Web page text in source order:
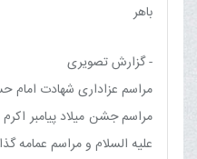
باهر
- گزارش تصویری
مراسم عزاداری شهادت امام
مراسم جشن میلاد پیامبر
علیه السلام و مراسم عمامه